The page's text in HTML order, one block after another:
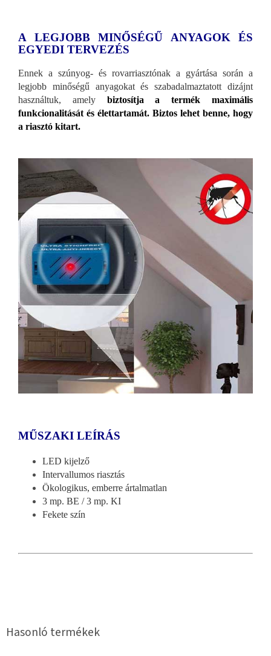
A LEGJOBB MINŐSÉGŰ ANYAGOK ÉS
EGYEDI TERVEZÉS
Ennek a szúnyog- és rovarriasztónak a gyártása során a
legjobb minőségű anyagokat és szabadalmaztatott dizájnt
használtuk, amely biztosítja a termék maximális
funkcionalitását és élettartamát. Biztos lehet benne, hogy
a riasztó kitart.
MŰSZAKI LEÍRÁS
LED kijelző
Intervallumos riasztás
Ökologikus, emberre ártalmatlan
3 mp. BE / 3 mp. KI
Fekete szín